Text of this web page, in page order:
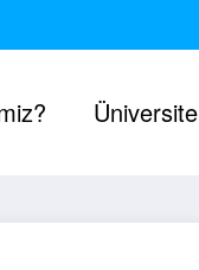
Üniversite